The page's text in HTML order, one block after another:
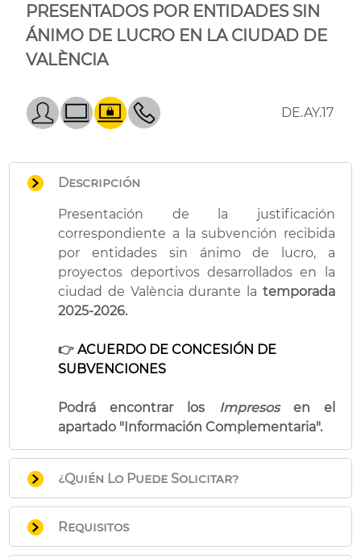
PRESENTADOS POR ENTIDADES SIN
ÁNIMO DE LUCRO EN LA CIUDAD DE
VALÈNCIA
DE.AY.17
Descripción
Presentación de la justificación
correspondiente a la subvención recibida
por entidades sin ánimo de lucro, a
proyectos deportivos desarrollados en la
ciudad de València durante la temporada
2025-2026.
👉ACUERDO DE CONCESIÓN DE
SUBVENCIONES
Podrá encontrar los Impresosen el
apartado "Información Complementaria".
¿Quién Lo Puede Solicitar?
Entidades sin ánimo de lucro beneficiadas
de la mencionada subvención.
Requisitos